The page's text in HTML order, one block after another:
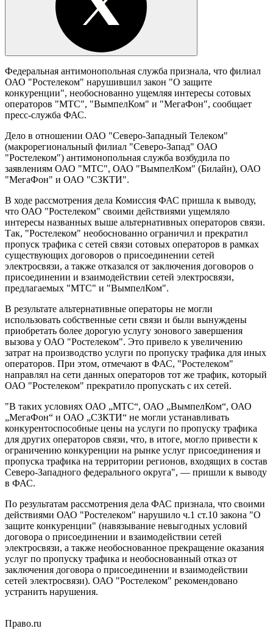
Федеральная антимонопольная служба признала, что филиал
ОАО "Ростелеком" нарушившил закон "О защите
конкуренции", необоснованно ущемляя интересы сотовых
операторов "МТС", "ВымпелКом" и "МегаФон", сообщает
пресс-служба ФАС.
Дело в отношении ОАО "Северо-Западный Телеком"
(макрорегиональный филиал "Северо-Запад" ОАО
"Ростелеком") антимонопольная служба возбудила по
заявлениям ОАО "МТС", ОАО "ВымпелКом" (Билайн), ОАО
"МегаФон" и ОАО "СЗКТИ".
В ходе рассмотрения дела Комиссия ФАС пришла к выводу,
что ОАО "Ростелеком" своими действиями ущемляло
интересы названных выше альтернативных операторов связи.
Так, "Ростелеком" необоснованно ограничил и прекратил
пропуск трафика с сетей связи сотовых операторов в рамках
существующих договоров о присоединении сетей
электросвязи, а также отказался от заключения договоров о
присоединении и взаимодействии сетей электросвязи,
предлагаемых "МТС" и "ВымпелКом".
В результате альтернативные операторы не могли
использовать собственные сети связи и были вынуждены
приобретать более дорогую услугу зонового завершения
вызова у ОАО "Ростелеком". Это привело к увеличению
затрат на производство услуги по пропуску трафика для иных
операторов. При этом, отмечают в ФАС, "Ростелеком"
направлял на сети данных операторов тот же трафик, который
ОАО "Ростелеком" прекратило пропускать с их сетей.
"В таких условиях ОАО „МТС“, ОАО „ВымпелКом“, ОАО
„МегаФон“ и ОАО „СЗКТИ“ не могли устанавливать
конкурентоспособные цены на услуги по пропуску трафика
для других операторов связи, что, в итоге, могло привести к
ограничению конкуренции на рынке услуг присоединения и
пропуска трафика на территории регионов, входящих в состав
Северо-Западного федерального округа", — пришли к выводу
в ФАС.
По результатам рассмотрения дела ФАС признала, что своими
действиями ОАО "Ростелеком" нарушило ч.1 ст.10 закона "О
защите конкуренции" (навязывание невыгодных условий
договора о присоединении и взаимодействии сетей
электросвязи, а также необоснованное прекращение оказания
услуг по пропуску трафика и необоснованный отказ от
заключения договора о присоединении и взаимодействии
сетей электросвязи). ОАО "Ростелеком" рекомендовано
устранить нарушения.
Право.ru